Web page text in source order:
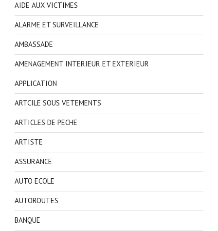
AIDE AUX VICTIMES
ALARME ET SURVEILLANCE
AMBASSADE
AMENAGEMENT INTERIEUR ET EXTERIEUR
APPLICATION
ARTCILE SOUS VETEMENTS
ARTICLES DE PECHE
ARTISTE
ASSURANCE
AUTO ECOLE
AUTOROUTES
BANQUE